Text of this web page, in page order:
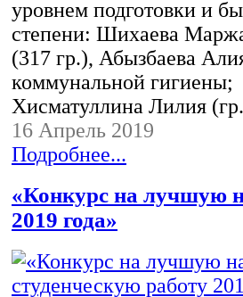
уровнем подготовки и
степени: Шихаева
(317 гр.), Абызбаева
коммунальной
Хисматуллина Лилия
16 Апрель 2019
Подробнее...
«Конкурс на лучшую
2019 года»